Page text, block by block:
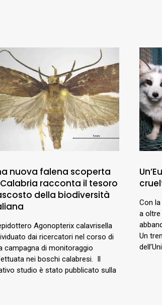
nuova falena scoperta
racconta il tesoro
della biodiversità
Agonopterix calavrisella
dai ricercatori nel corso di
campagna di monitoraggio
nei boschi calabresi. Il
studio è stato pubblicato sulla
Con
a oltre
Un